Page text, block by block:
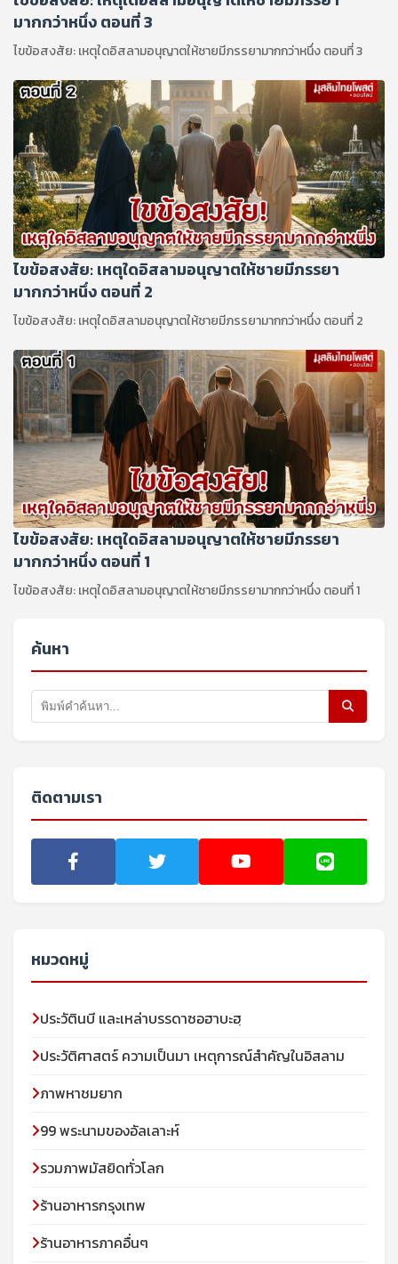
มากกว่าหนึ่ง ตอนที่ 3
ไขข้อสงสัย: เหตุใดอิสลามอนุญาตให้ชายมีภรรยามากกว่าหนึ่ง ตอนที่ 3
ไขข้อสงสัย: เหตุใดอิสลามอนุญาตให้ชายมีภรรยา
มากกว่าหนึ่ง ตอนที่ 2
ไขข้อสงสัย: เหตุใดอิสลามอนุญาตให้ชายมีภรรยามากกว่าหนึ่ง ตอนที่ 2
ไขข้อสงสัย: เหตุใดอิสลามอนุญาตให้ชายมีภรรยา
มากกว่าหนึ่ง ตอนที่ 1
ไขข้อสงสัย: เหตุใดอิสลามอนุญาตให้ชายมีภรรยามากกว่าหนึ่ง ตอนที่ 1
ค้นหา
ติดตามเรา
หมวดหมู่
ประวัตินบี และเหล่าบรรดาซอฮาบะฮฺ
ประวัติศาสตร์ ความเป็นมา เหตุการณ์สำคัญในอิสลาม
ภาพหาชมยาก
99 พระนามของอัลเลาะห์
รวมภาพมัสยิดทั่วโลก
ร้านอาหารกรุงเทพ
ร้านอาหารภาคอื่นๆ